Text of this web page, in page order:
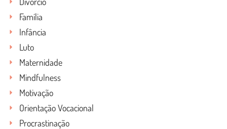
Família
Infância
Luto
Maternidade
Mindfulness
Motivação
Orientação Vocacional
Procrastinação